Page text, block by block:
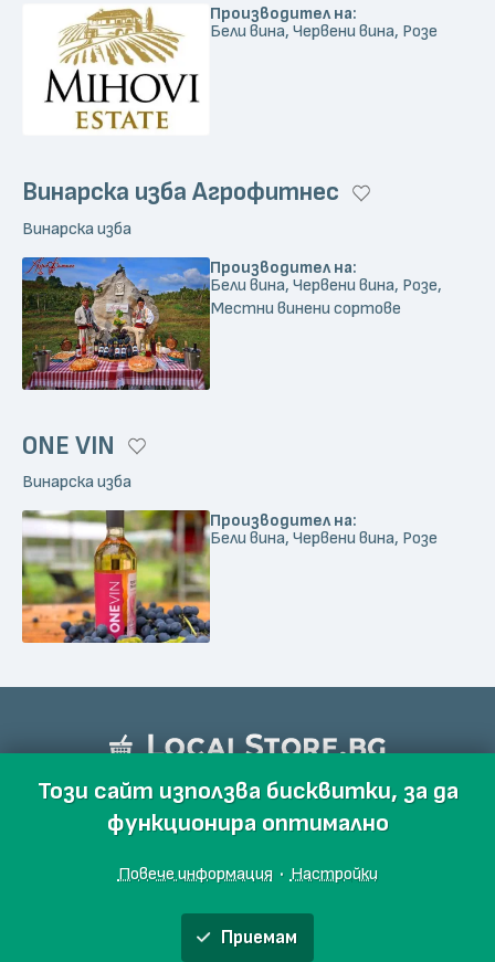
Производител на:
Бели вина, Червени вина, Розе
Винарска изба Агрофитнес
Винарска изба
Производител на:
Бели вина, Червени вина, Розе,
Местни винени сортове
ONE VIN
Винарска изба
Производител на:
Бели вина, Червени вина, Розе
Този сайт използва бисквитки, за да
функционира оптимално
Повече информация · Настройки
Приемам